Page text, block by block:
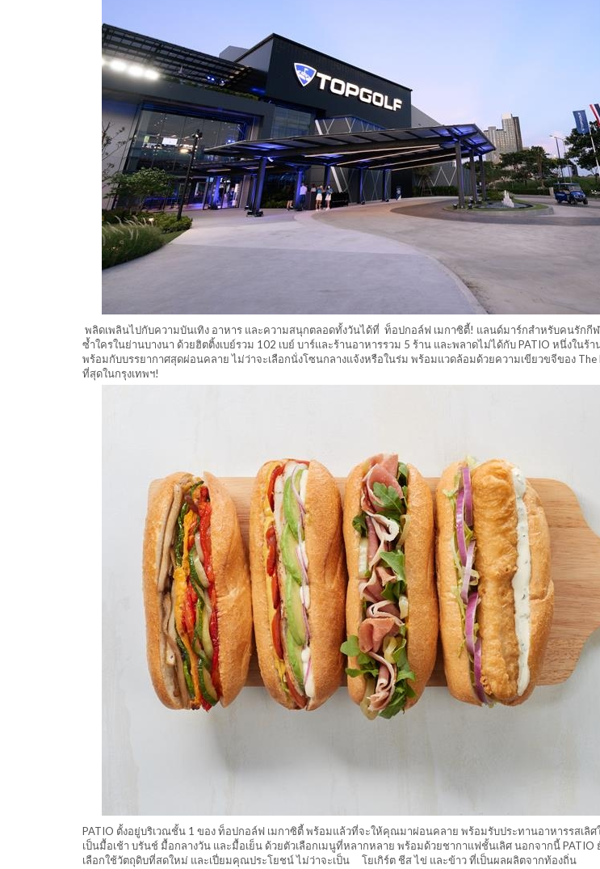
พลิดเพลินไปกับความบันเทิง อาหาร และความสนุกตลอดทั้งวันได้ที่ ท็อปกอล์ฟ เมกาซิตี้! แลนด์มาร์กสำหรับคนรักกี
ซ้ำใครในย่านบางนา ด้วยฮิตติ้งเบย์รวม 102 เบย์ บาร์และร้านอาหารรวม 5 ร้าน และพลาดไม่ได้กับ PATIO หนึ่งใน
พร้อมกับบรรยากาศสุดผ่อนคลาย ไม่ว่าจะเลือกนั่งโซนกลางแจ้งหรือในร่ม พร้อมแวดล้อมด้วยความเขียวขจีของ
ที่สุดในกรุงเทพฯ!
PATIO ตั้งอยู่บริเวณชั้น 1 ของ ท็อปกอล์ฟ เมกาซิตี้ พร้อมแล้วที่จะให้คุณมาผ่อนคลาย พร้อมรับประทานอาหารรสเลิศ
เป็นมื้อเช้า บรันช์ มื้อกลางวัน และมื้อเย็น ด้วยตัวเลือกเมนูที่หลากหลาย พร้อมด้วยชากาแฟชั้นเลิศ นอกจากนี้ PATIO
เลือกใช้วัตถุดิบที่สดใหม่ และเปี่ยมคุณประโยชน์ ไม่ว่าจะเป็น โยเกิร์ต ชีส ไข่ และข้าว ที่เป็นผลผลิตจากท้องถิ่น